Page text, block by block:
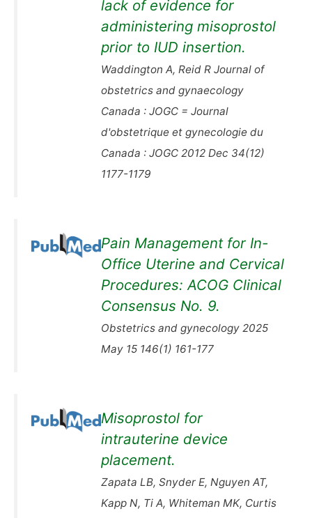
lack of evidence for
administering misoprostol
prior to IUD insertion.
Waddington A, Reid R Journal of
obstetrics and gynaecology
Canada : JOGC = Journal
d'obstetrique et gynecologie du
Canada : JOGC 2012 Dec 34(12)
1177-1179
Pain Management for In-
Office Uterine and Cervical
Procedures: ACOG Clinical
Consensus No. 9.
Obstetrics and gynecology 2025
May 15 146(1) 161-177
Misoprostol for
intrauterine device
placement.
Zapata LB, Snyder E, Nguyen AT,
Kapp N, Ti A, Whiteman MK, Curtis